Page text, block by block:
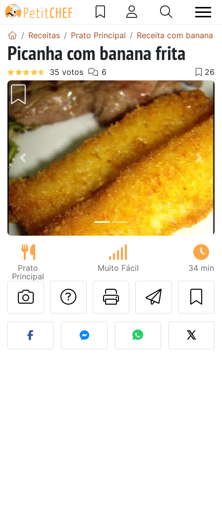
Receitas Prato Principal Receita com banana
Picanha com banana frita
Anterior Next
Prato
Principal
Muito Fácil 34 min
Imprima
Falar com o autor
Fez esta receita?